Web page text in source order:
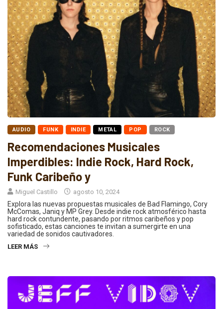
AUDIO FUNK INDIE METAL POP ROCK
Recomendaciones Musicales
Imperdibles: Indie Rock, Hard Rock,
Funk Caribeño y
Miguel Castillo agosto 10, 2024
Explora las nuevas propuestas musicales de Bad Flamingo, Cory
McComas, Janiq y MP Grey. Desde indie rock atmosférico hasta
hard rock contundente, pasando por ritmos caribeños y pop
sofisticado, estas canciones te invitan a sumergirte en una
variedad de sonidos cautivadores.
LEER MÁS